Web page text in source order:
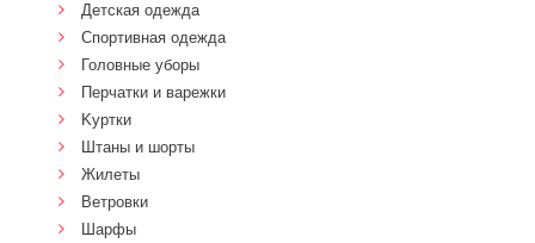
Детская одежда
Спортивная одежда
Головные уборы
Перчатки и варежки
Kуртки
Штаны и шорты
Жилеты
Ветровки
Шарфы